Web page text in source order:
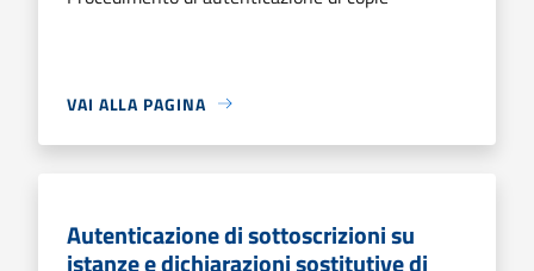
VAI ALLA PAGINA
Autenticazione di sottoscrizioni su
istanze e dichiarazioni sostitutive di